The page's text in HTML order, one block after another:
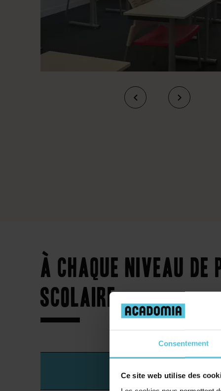
Consentement
Ce site web utilise des
À chaque niveau
scolaire
Lycée